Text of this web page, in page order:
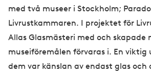
med två museer i Stockholm;
Livrustkammaren. I projektet för
Allas Glasmästeri med och skapade
museiföremålen förvaras i. En
dem var känslan av endast glas